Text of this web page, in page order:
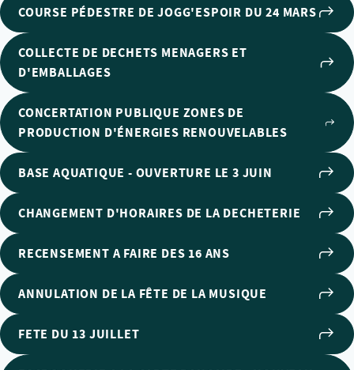
COURSE PÉDESTRE DE JOGG'ESPOIR DU 24 MARS
COLLECTE DE DECHETS MENAGERS ET
D'EMBALLAGES
CONCERTATION PUBLIQUE ZONES DE
PRODUCTION D'ÉNERGIES RENOUVELABLES
BASE AQUATIQUE - OUVERTURE LE 3 JUIN
CHANGEMENT D'HORAIRES DE LA DECHETERIE
RECENSEMENT A FAIRE DES 16 ANS
ANNULATION DE LA FÊTE DE LA MUSIQUE
FETE DU 13 JUILLET